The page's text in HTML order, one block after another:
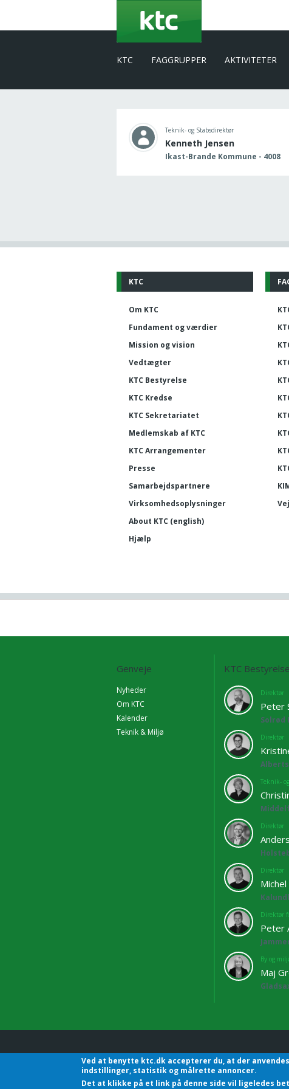
KTC FAGGRUPPER AKTIVITETER
Teknik- og Stabsdirektør
Kenneth Jensen
Ikast-Brande Kommune - 4008
KTC
Om KTC
Fundament og værdier
Mission og vision
Vedtægter
KTC Bestyrelse
KTC Kredse
KTC Sekretariatet
Medlemskab af KTC
KTC Arrangementer
Presse
Samarbejdspartnere
Virksomhedsoplysninger
About KTC (english)
Hjælp
Genveje
Nyheder
Om KTC
Kalender
Teknik & Miljø
KTC Bestyrelse
Direktør
Peter
Solrød
Direktør
Teknik-
Direktør
Direktør
Direktør
Peter
By og
Maj
KTC - Kommunalteknisk
Ved at benytte ktc.dk accepterer du, at der
indstillinger, statistik og målrette annoncer.
Det at klikke på et link på denne side vil ligeledes